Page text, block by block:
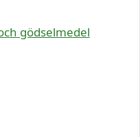
gödselmedel